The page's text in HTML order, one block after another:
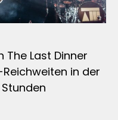
The Last Dinner
in der